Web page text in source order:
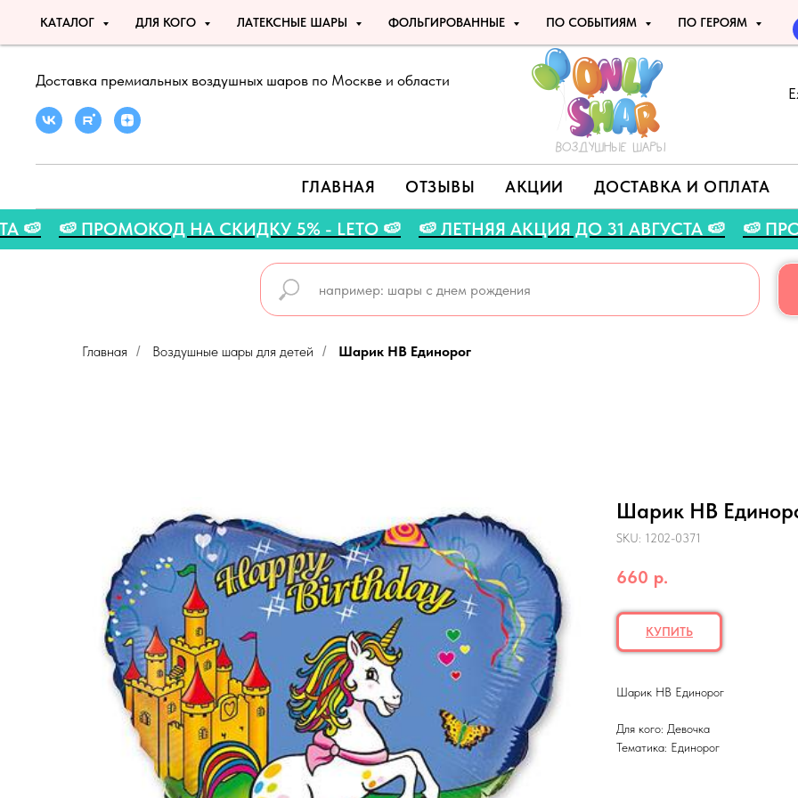
КАТАЛОГ ДЛЯ КОГО ЛАТЕКСНЫЕ ШАРЫ ФОЛЬГИРОВАННЫЕ ПО СОБЫТИЯМ ПО ГЕРОЯМ
Доставка премиальных воздушных шаров по Москве и области
ГЛАВНАЯ ОТЗЫВЫ АКЦИИ ДОСТАВКА И ОПЛАТА
🍉 🍉 ПРОМОКОД НА СКИДКУ 5% - LETO 🍉 🍉 ЛЕТНЯЯ АКЦИЯ ДО 31 АВГУСТА 🍉
Главная / Воздушные шары для детей / Шарик HB Единорог
Шарик HB
SKU: 1202-0371
660 р.
КУПИТЬ
Шарик HB Единорог
Для кого: Девочка
Тематика: Единорог